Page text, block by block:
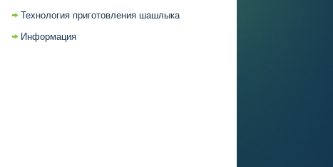
Технология приготовления шашлыка
Информация